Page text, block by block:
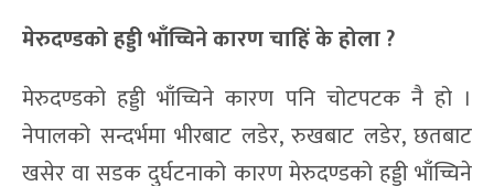
मेरुदण्डको हड्डी भाँच्चिने कारण चाहिके होला ?
मेरुदण्डको हड्डी भाँच्चिने कारण पनि चोटपटक नै हो ।
नेपालको सन्दर्भमा भीरबाट लडेर, रुखबाट लडेर, छतबाट
खसेर वा सडक दुर्घटनाको कारण मेरुदण्डको हड्डी भाँच्चिने